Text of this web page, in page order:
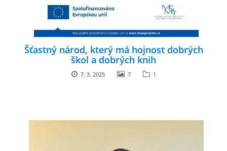
Šťastný národ, který má hojnost dobrých
škol a dobrých knih
7. 3. 2025 7 1